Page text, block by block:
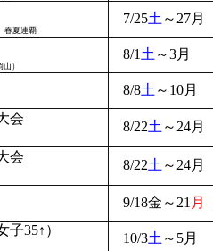
春夏連覇
7/25土 ～27月
）
8/1 土 ～3月
8/8土 ～10月
会
8/22土 ～24月
会
8/22土 ～24月
9/18金～21 月
35↑）
10/3土 ～5月